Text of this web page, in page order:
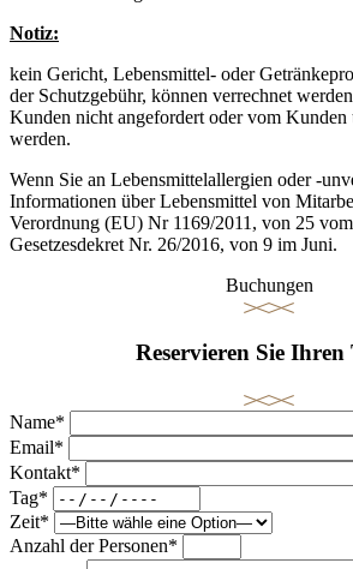
Notiz:
kein Gericht, Lebensmittel- oder
der Schutzgebühr, können verrechnet
Kunden nicht angefordert oder vom Kunden
werden.
Wenn Sie an Lebensmittelallergien oder -
Informationen über Lebensmittel von
Verordnung (EU) Nr 1169/2011, von 25
Gesetzesdekret Nr. 26/2016, von 9 im Juni.
Buchungen
Reservieren Sie Ihren
Name*
Email*
Kontakt*
Tag*
Zeit*
Anzahl der Personen*